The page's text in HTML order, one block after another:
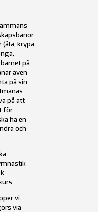
krypa,
på
även
på sin
på att
för
ha en
och
vi
via